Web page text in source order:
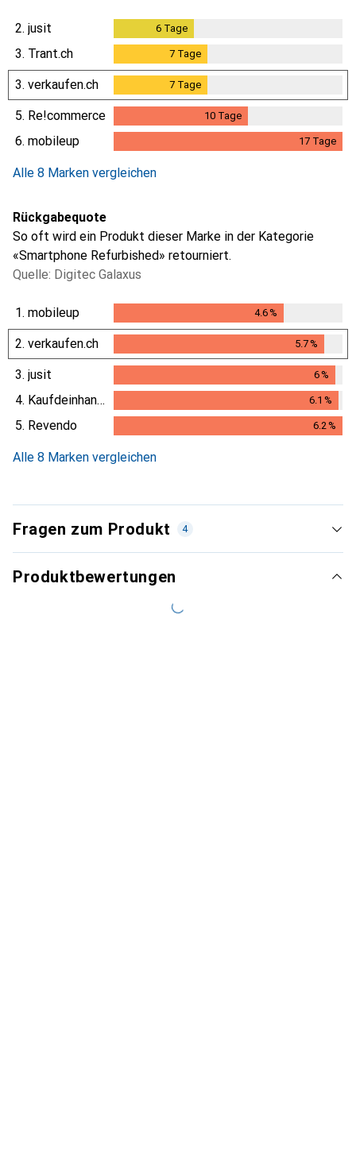
2. jusit 6 Tage
3. Trant.ch 7 Tage
3. verkaufen.ch 7 Tage
5. Re!commerce 10 Tage
6. mobileup 17 Tage
Alle 8 Marken vergleichen
Rückgabequote
So oft wird ein Produkt dieser Marke in der Kategorie
«Smartphone Refurbished» retourniert.
Quelle: Digitec Galaxus
1. mobileup 4.6%
2. verkaufen.ch 5.7%
5.7%
3. jusit 6%
6%
4. Kaufdeinhandy.ch 6.1 %
6.1%
5. Revendo 6.2 %
Alle 8 Marken vergleichen
Fragen zum Produkt 4
Produktbewertungen